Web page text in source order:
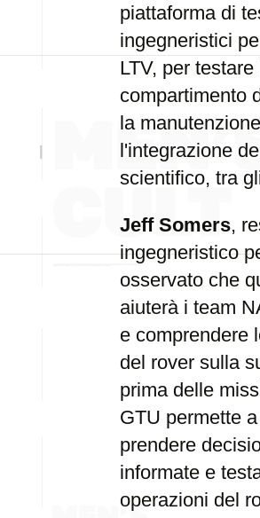
piattaforma di
ingegneristici
LTV, per
compartimento
la
l'integrazione
scientifico, tra
Jeff Somers,
ingegneristico
osservato che
aiuterà i team
e comprendere
del rover sulla
prima delle
GTU permette
prendere
informate e
operazioni del